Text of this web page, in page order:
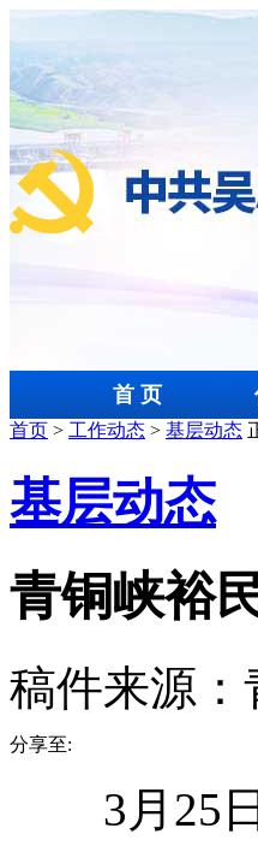
首 页
首页 > 工作动态 > 基层动态
基层动态
青铜峡裕
稿件来源
分享至:
3月25日